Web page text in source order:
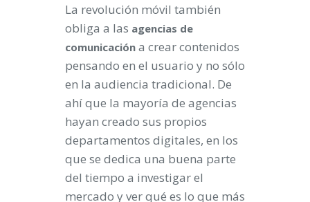
La revolución móvil también
obliga a las agencias de
comunicación a crear contenidos
pensando en el usuario y no sólo
en la audiencia tradicional. De
ahí que la mayoría de agencias
hayan creado sus propios
departamentos digitales, en los
que se dedica una buena parte
del tiempo a investigar el
mercado y ver qué es lo que más